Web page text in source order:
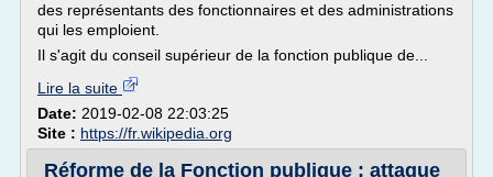
des représentants des fonctionnaires et des administrations
qui les emploient.
Il s'agit du conseil supérieur de la fonction publique de...
Lire la suite
Date: 2019-02-08 22:03:25
Site : https://fr.wikipedia.org
Réforme de la Fonction publique : attaque